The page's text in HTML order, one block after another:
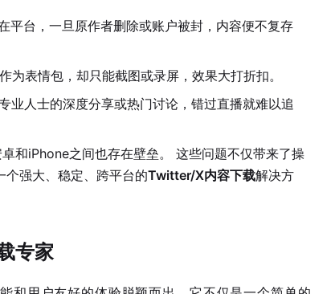
平台，一旦原作者删除或账户被封，内容便不复存
为表情包，却只能截图或录屏，效果大打折扣。
人士的深度分享或热门讨论，错过直播就难以追
和iPhone之间也存在壁垒。 这些问题不仅带来了操
强大、稳定、跨平台的Twitter/X内容下载解决方
专家